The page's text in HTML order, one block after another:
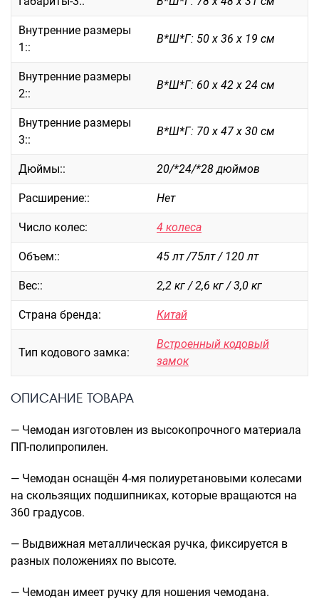
чемоданов
Бьюти-кейсы
Саквояжи
Распродажа
Сумки колесные
Сумки спортивные
Сумки деловые
Сумки поясные
Сумки пляжные
Сумки для ноутбуков
Сумки-тележки хозяйственные
Сумки-рюкзаки на колёсах
Сумки детские
Рюкзаки городские
Рюкзаки школьные
Рюкзаки подростковые
Ранцы школьные
Рюкзаки детские
Рюкзаки для охоты-рыбалки
ШОППЕРЫ
Кейсы и планшеты
Аксессуары
Чехлы для чемоданов
Внутренние размеры
1::
В*Ш*Г: 50 х 36 х 19 см
Внутренние размеры
2::
В*Ш*Г: 60 х 42 х 24 см
Внутренние размеры
3::
В*Ш*Г: 70 х 47 х 30 см
Дюймы:: 20/*24/*28 дюймов
Расширение:: Нет
Число колес: 4 колеса
Объем:: 45 лт /75лт / 120 лт
Вес:: 2,2 кг / 2,6 кг / 3,0 кг
Страна бренда: Китай
Тип кодового замка:
Встроенный кодовый
замок
ОПИСАНИЕ ТОВАРА
— Чемодан изготовлен из высокопрочного материала
ПП-полипропилен.
— Чемодан оснащён 4-мя полиуретановыми колесами
на скользящих подшипниках, которые вращаются на
360 градусов.
— Выдвижная металлическая ручка, фиксируется в
разных положениях по высоте.
— Чемодан имеет ручку для ношения чемодана.